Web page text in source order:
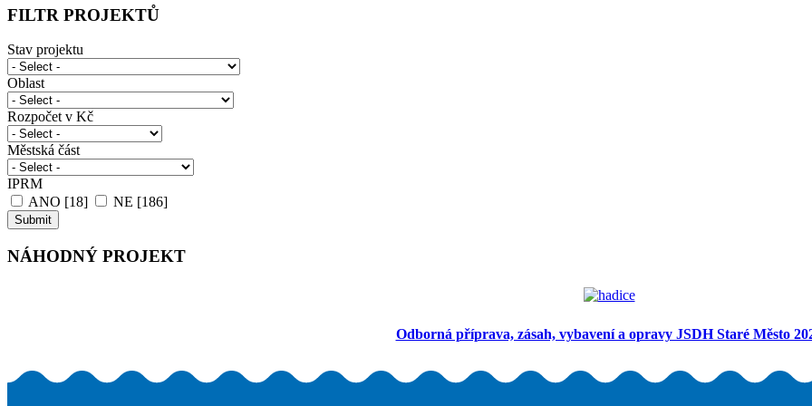
FILTR PROJEKTŮ
Stav projektu
Oblast
Rozpočet v Kč
Městská část
IPRM
ANO [18]
NE [186]
NÁHODNÝ PROJEKT
Odborná příprava, zásah, vybavení a opravy JSDH Staré Město